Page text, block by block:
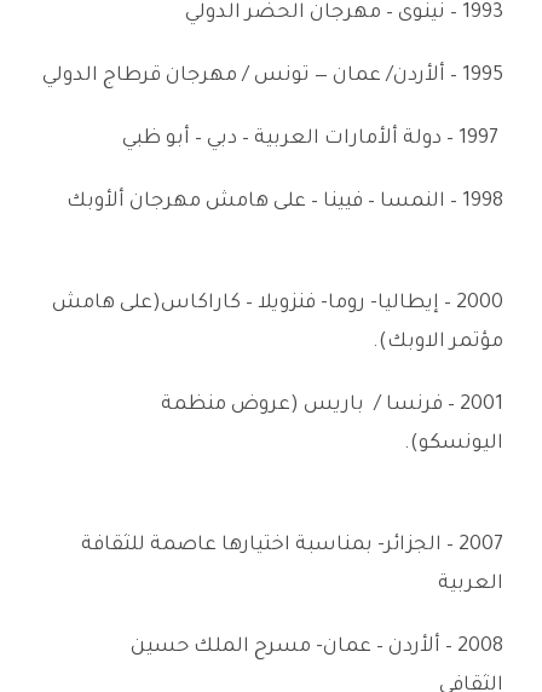
1993 – نينوى – مهرجان الحضر الدولي
1995 – ألأردن/ عمان — تونس / مهرجان قرطاج الدولي
1998 – النمسا – فيينا – على هامش مهرجان ألأوبك
2000 – إيطاليا- روما- فنزويلا – كاراكاس(على هامش
مؤتمر الاوبك).
2001 – فرنسا / باريس (عروض منظمة
اليونسكو).
2007 – الجزائر- بمناسبة اختيارها عاصمة للثقافة
العربية
2008 – ألأردن – عمان- مسرح الملك حسين
الثقافي